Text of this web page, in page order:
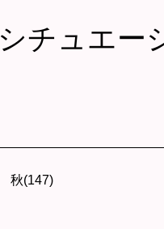
シチュエー
秋(147)